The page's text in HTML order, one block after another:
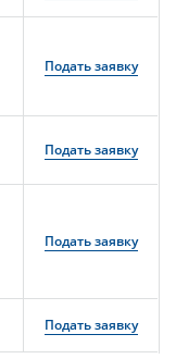
Подать заявку
Подать заявку
Подать заявку
Подать заявку